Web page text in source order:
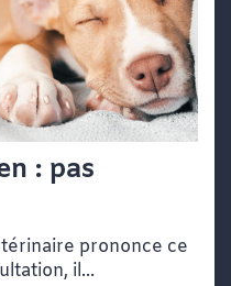
: pas
prononce ce
il...